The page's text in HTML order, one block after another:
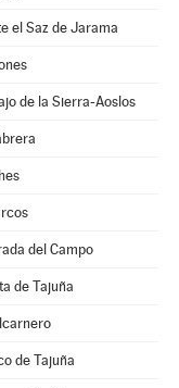
el Saz de Jarama
de la Sierra-Aoslos
del Campo
de Tajuña
de Tajuña